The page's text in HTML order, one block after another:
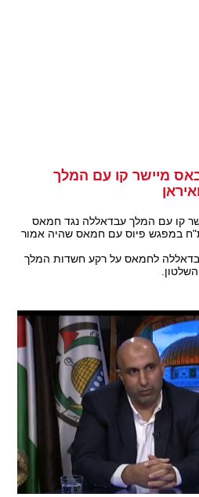
מיישר קו עם המלך
קו עם המלך עבדאללה נגד חמאס
במפגש פיוס עם חמאס שהיה אמור
לחמאס על רקע חשדות המלך